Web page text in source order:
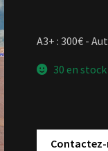
A3+ : 300€ -
30 en stock